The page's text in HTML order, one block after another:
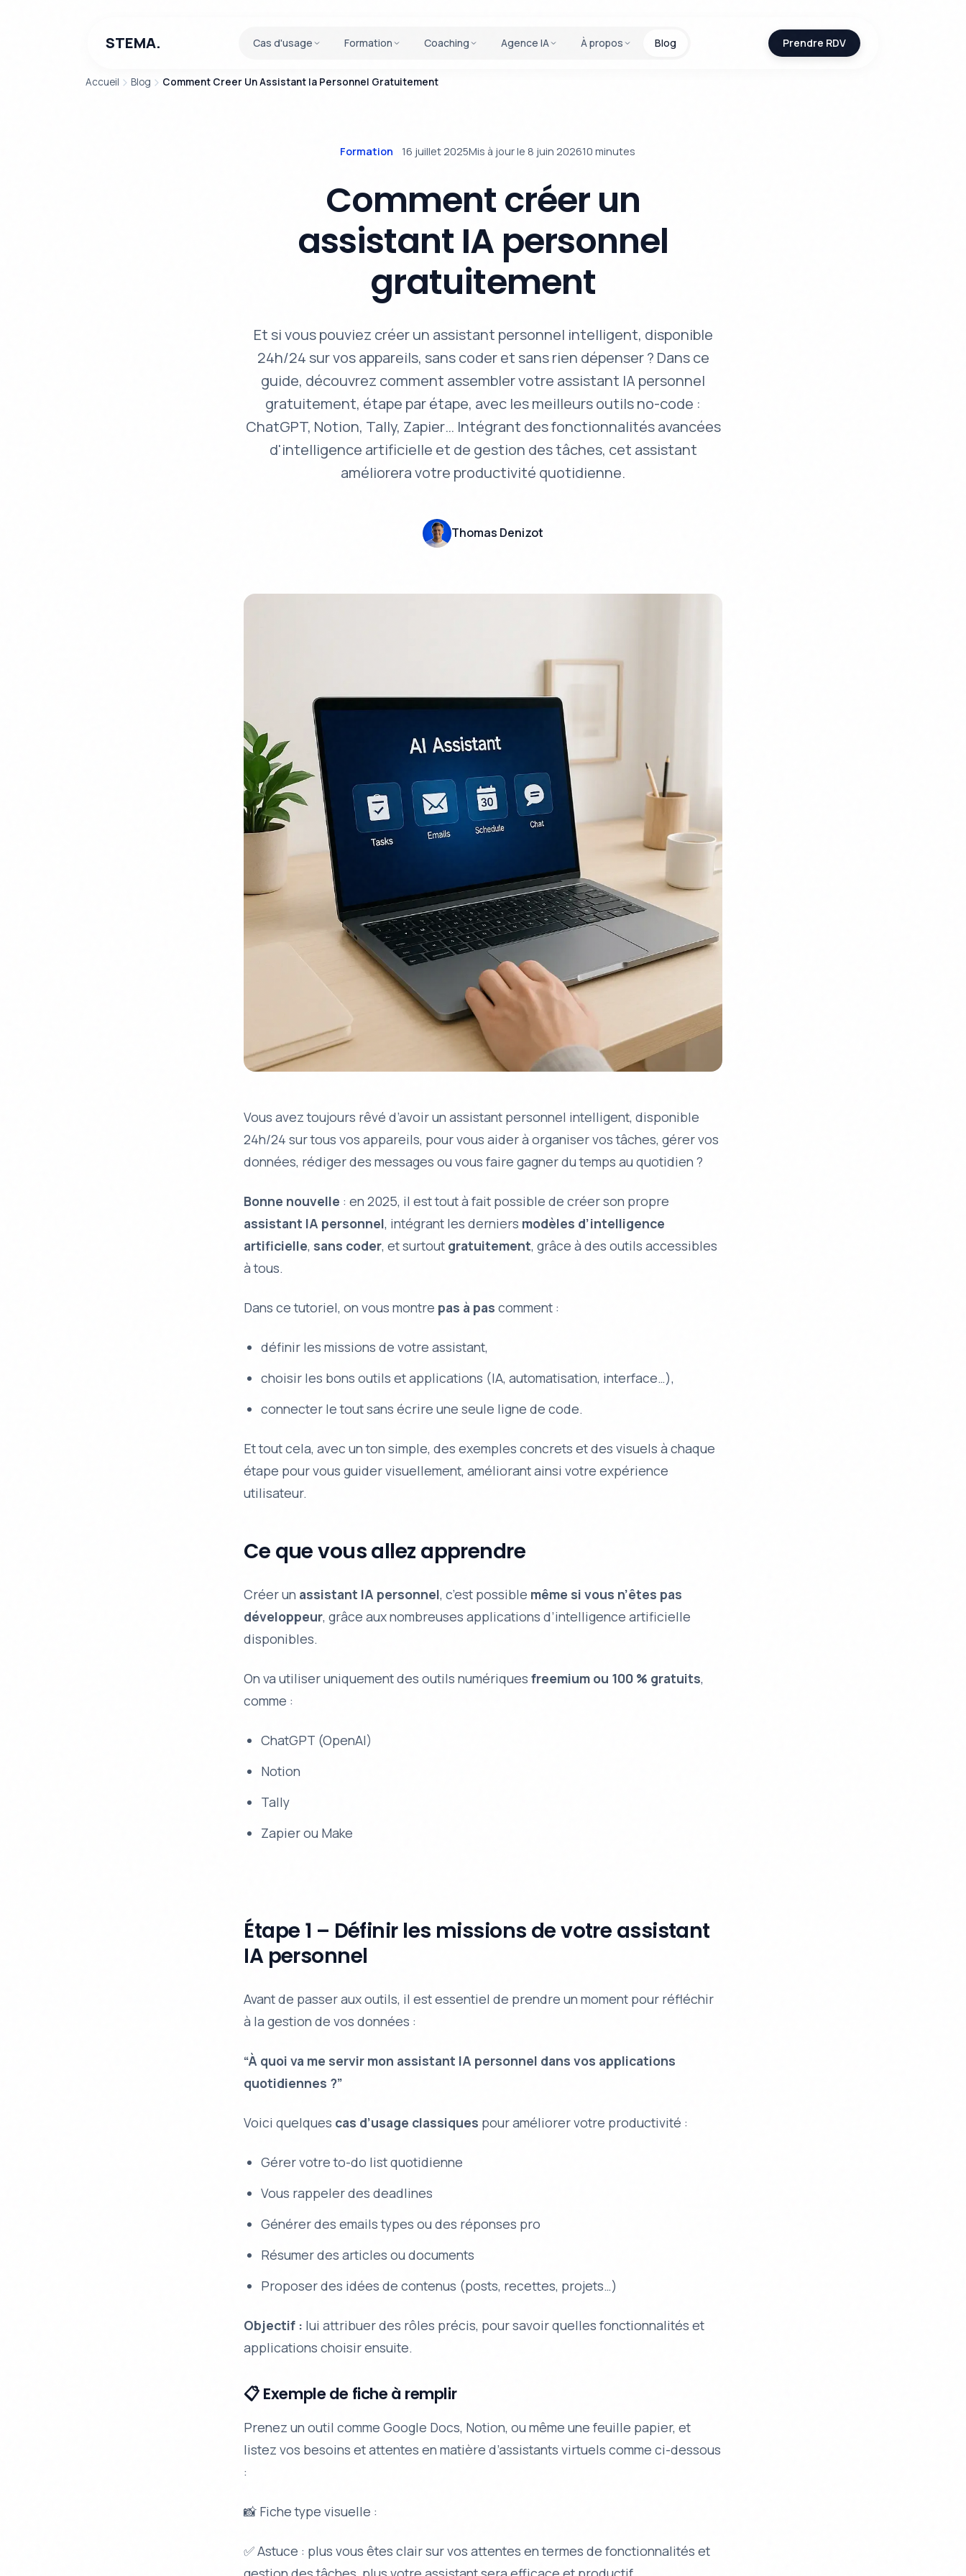
STEMA. Cas d'usage Formation Coaching Agence IA À propos Blog Prendre RDV
Accueil Blog Comment Creer Un Assistant Ia Personnel Gratuitement
Formation 16 juillet 2025Mis à jour le 8 juin 202610 minutes
Comment créer un
assistant IA personnel
gratuitement
Et si vous pouviez créer un assistant personnel intelligent, disponible
24h/24 sur vos appareils, sans coder et sans rien dépenser ? Dans ce
guide, découvrez comment assembler votre assistant IA personnel
gratuitement, étape par étape, avec les meilleurs outils no-code :
ChatGPT, Notion, Tally, Zapier… Intégrant des fonctionnalités avancées
d'intelligence artificielle et de gestion des tâches, cet assistant
améliorera votre productivité quotidienne.
Thomas Denizot
Vous avez toujours rêvé d’avoir un assistant personnel intelligent, disponible
24h/24 sur tous vos appareils, pour vous aider à organiser vos tâches, gérer vos
données, rédiger des messages ou vous faire gagner du temps au quotidien ?
Bonne nouvelle : en 2025, il est tout à fait possible de créer son propre
assistant IA personnel, intégrant les derniers modèles d’intelligence
artificielle, sans coder, et surtout gratuitement, grâce à des outils accessibles
à tous.
Dans ce tutoriel, on vous montre pas à pas comment :
définir les missions de votre assistant,
choisir les bons outils et applications (IA, automatisation, interface…),
connecter le tout sans écrire une seule ligne de code.
Et tout cela, avec un ton simple, des exemples concrets et des visuels à chaque
étape pour vous guider visuellement, améliorant ainsi votre expérience
utilisateur.
Ce que vous allez apprendre
Créer un assistant IA personnel, c’est possible même si vous n’êtes pas
développeur, grâce aux nombreuses applications d’intelligence artificielle
disponibles.
On va utiliser uniquement des outils numériquesfreemium ou 100 % gratuits,
comme :
ChatGPT (OpenAI)
Notion
Tally
Zapier ou Make
Étape 1 – Définir les missions de votre assistant
IA personnel
Avant de passer aux outils, il est essentiel de prendre un moment pour réfléchir
à la gestion de vos données :
“À quoi va me servir mon assistant IA personnel dans vos applications
quotidiennes ?”
Voici quelques cas d’usage classiques pour améliorer votre productivité :
Gérer votre to-do list quotidienne
Vous rappeler des deadlines
Générer des emails types ou des réponses pro
Résumer des articles ou documents
Proposer des idées de contenus (posts, recettes, projets…)
Objectif : lui attribuer des rôles précis, pour savoir quelles fonctionnalités et
applications choisir ensuite.
📋 Exemple de fiche à remplir
Prenez un outil comme Google Docs, Notion, ou même une feuille papier, et
listez vos besoins et attentes en matière d’assistants virtuels comme ci-dessous
:
📸 Fiche type visuelle :
✅ Astuce : plus vous êtes clair sur vos attentes en termes de fonctionnalités et